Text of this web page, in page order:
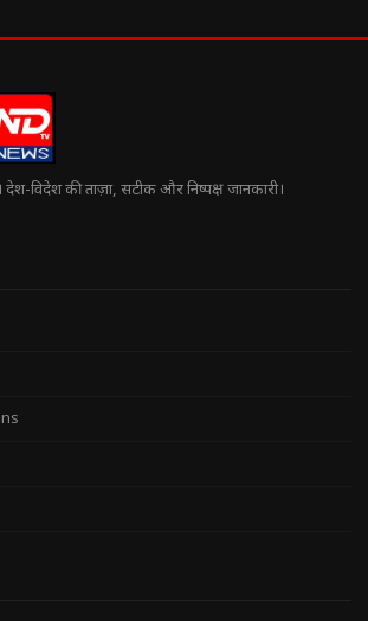
विदेश की ताज़ा, सटीक और निष्पक्ष जानकारी।